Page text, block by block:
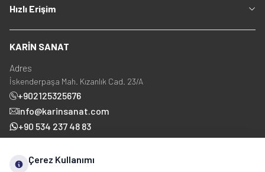
Hızlı Erişim
KARİN SANAT
Adres
İskenderpaşa Mah. Kızanlık Cad. 23/A
+902125325676
info@karinsanat.com
+90 534 237 48 83
Çerez Kullanımı